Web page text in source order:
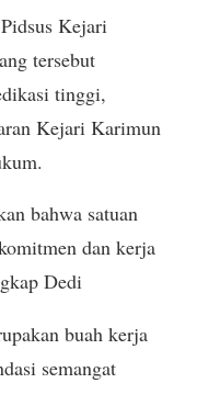
Kejari
tersebut
tinggi,
Kejari Karimun
bahwa satuan
dan kerja
Dedi
buah kerja
semangat